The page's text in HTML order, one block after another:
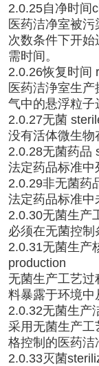
2.0.25自净时间
医药洁净室被
次数条件下开
需时间。
2.0.26恢复时间
医药洁浄室生
气中的悬浮粒子
2.0.27无菌
没有活体微生物
2.0.28无菌药品
法定药品标准
2.0.29非无菌药
法定药品标准
2.0.30无菌生产
必须在无菌控
2.0.31无菌生产
production
无菌生产工艺
料暴露于环境中
2.0.32无菌生产
采用无菌生产
格控制的医药洁
2.0.33灭菌